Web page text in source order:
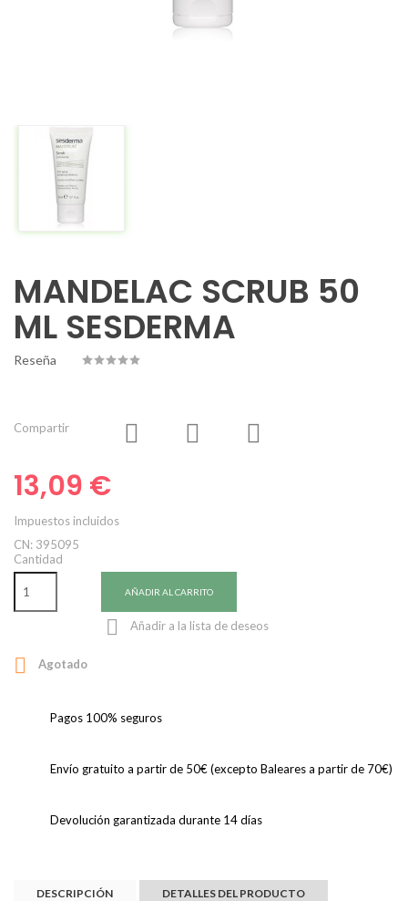
MANDELAC SCRUB 50
ML SESDERMA
Reseña
Compartir
13,09 €
Impuestos incluidos
CN: 395095
Cantidad
AÑADIR AL CARRITO
 Añadir a la lista de deseos
 Agotado
Pagos 100% seguros
Envío gratuito a partir de 50€ (excepto Baleares a partir de 70€)
Devolución garantizada durante 14 días
DESCRIPCIÓN
DETALLES DEL PRODUCTO